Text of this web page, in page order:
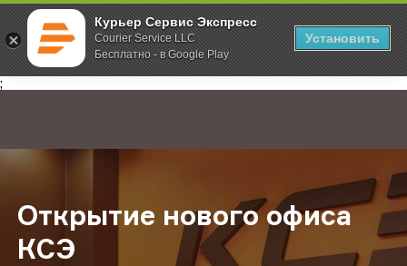
Курьер Сервис Экспресс
Courier Service LLC
Бесплатно - в Google Play
Установить
;
Главная О компании Новости Открытие нового офиса КСЭ
Открытие нового офиса
КСЭ